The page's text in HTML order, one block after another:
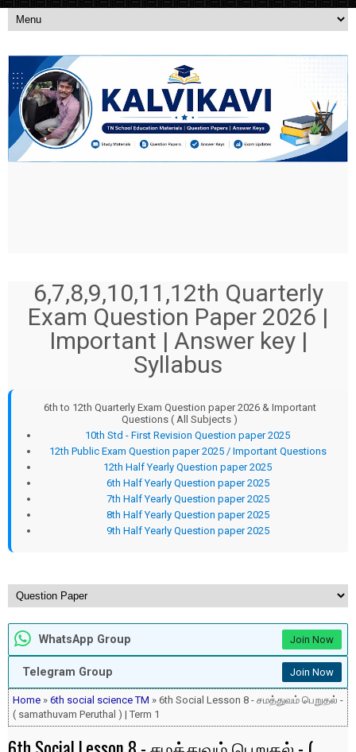
6,7,8,9,10,11,12th Quarterly
Exam Question Paper 2026 |
Important | Answer key |
Syllabus
6th to 12th Quarterly Exam Question paper 2026 & Important
Questions ( All Subjects )
10th Std - First Revision Question paper 2025
12th Public Exam Question paper 2025 / Important Questions
12th Half Yearly Question paper 2025
6th Half Yearly Question paper 2025
7th Half Yearly Question paper 2025
8th Half Yearly Question paper 2025
9th Half Yearly Question paper 2025
WhatsApp Group Join Now
Telegram Group Join Now
Home » 6th social science TM » 6th Social Lesson 8 - சமத்துவம் பெறுதல் -
( samathuvam Peruthal ) | Term 1